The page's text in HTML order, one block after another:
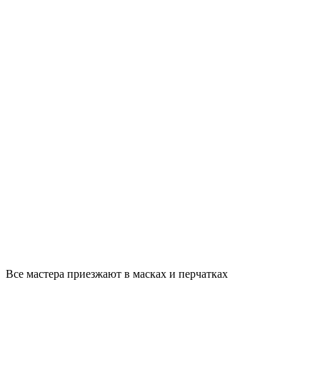
Все мастера приезжают в масках и перчатках